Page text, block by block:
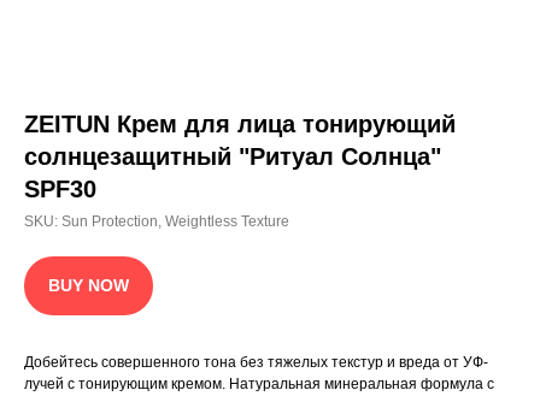
ZEITUN Крем для лица тонирующий
солнцезащитный "Ритуал Солнца"
SPF30
SKU: Sun Protection, Weightless Texture
BUY NOW
Добейтесь совершенного тона без тяжелых текстур и вреда от УФ-
лучей с тонирующим кремом. Натуральная минеральная формула с
Будь в курсе всех новостей
Выражаю согласие на обработку персональных
данных, с политикой
конфиденциальности ознакомлен